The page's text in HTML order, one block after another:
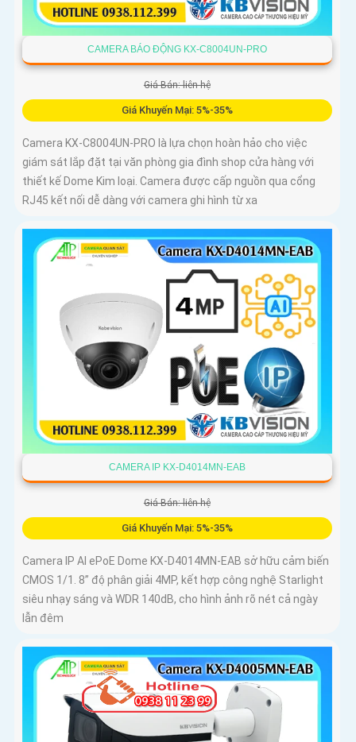
CAMERA BÁO ĐỘNG KX-C8004UN-PRO
Giá Bán: liên hệ
Giá Khuyến Mại: 5%-35%
Camera KX-C8004UN-PRO là lựa chọn hoàn hảo cho việc
giám sát lắp đặt tại văn phòng gia đình shop cửa hàng với
thiết kế Dome Kim loại. Camera được cấp nguồn qua cổng
RJ45 kết nối dễ dàng với camera ghi hình từ xa
CAMERA IP KX-D4014MN-EAB
Giá Bán: liên hệ
Giá Khuyến Mại: 5%-35%
Camera IP AI ePoE Dome KX-D4014MN-EAB sở hữu cảm biến
CMOS 1/1. 8” độ phân giải 4MP, kết hợp công nghệ Starlight
siêu nhạy sáng và WDR 140dB, cho hình ảnh rõ nét cả ngày
lẫn đêm